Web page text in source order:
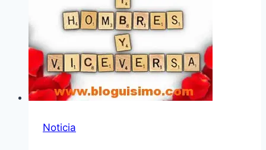
Noticia